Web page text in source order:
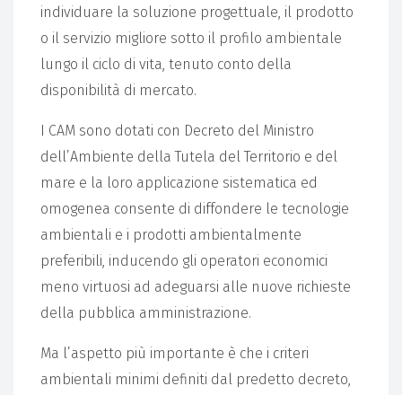
individuare la soluzione progettuale, il prodotto
o il servizio migliore sotto il profilo ambientale
lungo il ciclo di vita, tenuto conto della
disponibilità di mercato.
I CAM sono dotati con Decreto del Ministro
dell’Ambiente della Tutela del Territorio e del
mare e la loro applicazione sistematica ed
omogenea consente di diffondere le tecnologie
ambientali e i prodotti ambientalmente
preferibili, inducendo gli operatori economici
meno virtuosi ad adeguarsi alle nuove richieste
della pubblica amministrazione.
Ma l’aspetto più importante è che i criteri
ambientali minimi definiti dal predetto decreto,